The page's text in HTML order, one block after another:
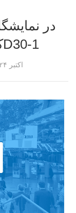
کنید - غرفه شماره ۱۷D30-1
۱۶ اکتبر ۲۰۲۴